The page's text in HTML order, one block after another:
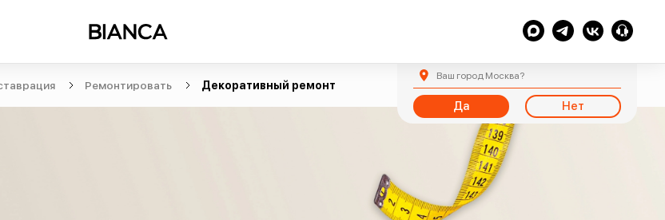
Ваш город Москва?
Да Нет
Ремонтировать Декоративный ремонт